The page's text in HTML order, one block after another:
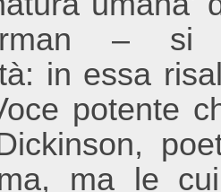
–
in essa
potente
ma le